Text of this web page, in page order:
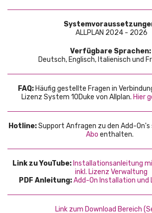
ALLPLAN 2024 - 2026
Verfügbare Sprachen:
Deutsch, Englisch, Italienisch und
FAQ: Häufig gestellte Fragen in
Lizenz System 10Duke von Allplan. Hier
Hotline:Support Anfragen zu den Add-On's
Abo enthalten.
Link zu YouTube: Installationsanleitung
inkl. Lizenz Verwaltung
PDF Anleitung: Add-On Installation und
Link zum Download Bereich